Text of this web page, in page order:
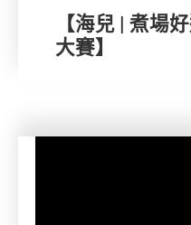
【海兒 | 煮場
大賽】